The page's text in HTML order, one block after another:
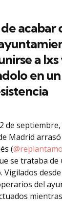
acabar
a
en
de
Madrid
(
se trataba
Vigilados
del